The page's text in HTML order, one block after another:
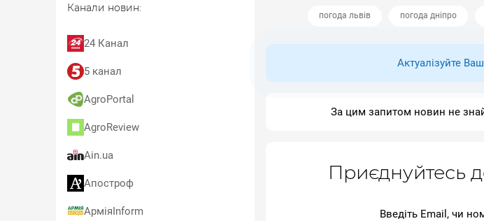
Канали новин:
24 Канал
5 канал
AgroPortal
AgroReview
Ain.ua
Апостроф
АрміяInform
погода львів погода дніпро
Актуалізуйте
За цим запитом новин не
Приєднуйтесь
Введіть Email, чи